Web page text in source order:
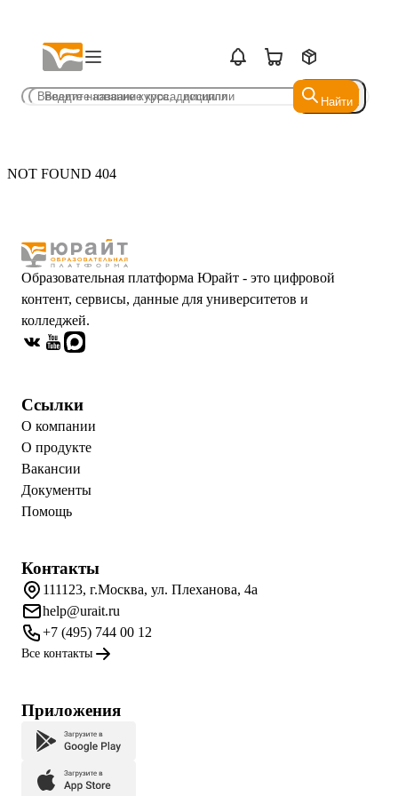
Найти
Найти
NOT FOUND 404
Образовательная платформа Юрайт - это цифровой
контент, сервисы, данные для университетов и
колледжей.
Ссылки
О компании
О продукте
Вакансии
Документы
Помощь
Контакты
111123, г.Москва, ул. Плеханова, 4а
help@urait.ru
+7 (495) 744 00 12
Все контакты
Приложения